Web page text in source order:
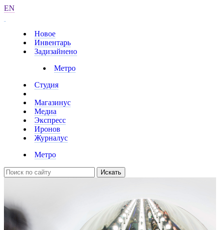
EN
Новое
Инвентарь
Задизайнено
Метро
Студия
Магазинус
Медиа
Экспресс
Иронов
Журналус
Метро
Искать